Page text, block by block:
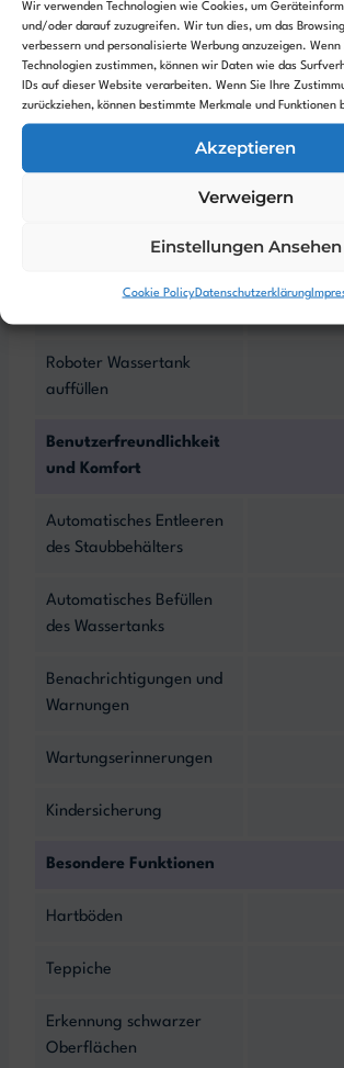
Wir verwenden Technologien wie Cookies, um
und/oder darauf zuzugreifen. Wir tun dies, um das
verbessern und personalisierte Werbung anzuzeigen. Wenn
Technologien zustimmen, können wir Daten wie das
IDs auf dieser Website verarbeiten. Wenn Sie Ihre
zurückziehen, können bestimmte Merkmale und
Akzeptieren
Verweigern
Einstellungen Ansehen
Cookie PolicyDatenschutzerklärung
Entfernungssensor
Keine
Objekterkennung
-
Roboter Wassertank
auffüllen
Benutzerfreundlichkeit
und Komfort
Automatisches Entleeren
des Staubbehälters
Automatisches Befüllen
des Wassertanks
Benachrichtigungen und
Warnungen
Wartungserinnerungen
Kindersicherung
Besondere Funktionen
Hartböden
Teppiche
Erkennung schwarzer
Oberflächen